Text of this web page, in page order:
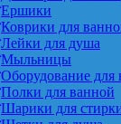
Ершики
Коврики для
Лейки для душа
Мыльницы
Оборудование для
Полки для ванной
Шарики для